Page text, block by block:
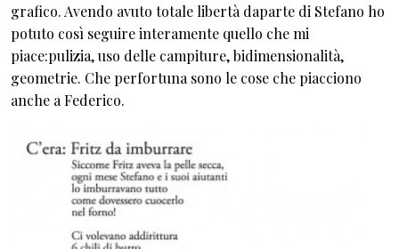
grafico. Avendo avuto totale libertà daparte di Stefano ho
potuto così seguire interamente quello che mi
piace:pulizia, uso delle campiture, bidimensionalità,
geometrie. Che perfortuna sono le cose che piacciono
anche a Federico.